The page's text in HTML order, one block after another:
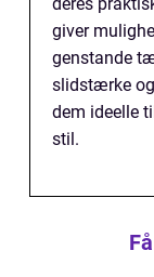
giver
genstande
slidstærke
dem ideelle
stil.